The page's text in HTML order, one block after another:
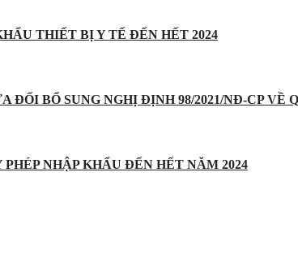
THIẾT BỊ Y TẾ ĐẾN HẾT 2024
ĐỔI BỔ SUNG NGHỊ ĐỊNH 98/2021/NĐ-CP VỀ
NHẬP KHẨU ĐẾN HẾT NĂM 2024